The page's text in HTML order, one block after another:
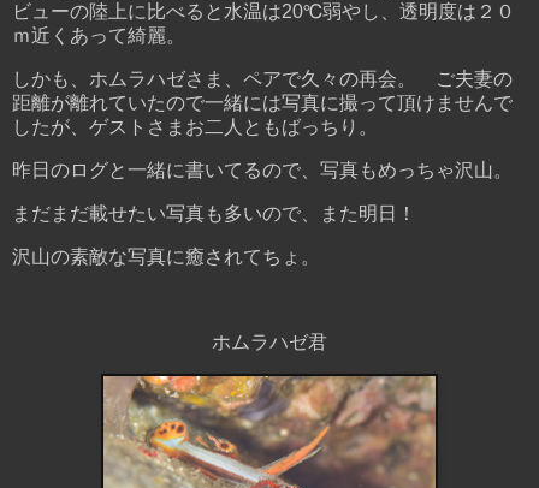
ビューの陸上に比べると水温は20℃弱やし、透明度は２０
ｍ近くあって綺麗。
しかも、ホムラハゼさま、ペアで久々の再会。 ご夫妻の
距離が離れていたので一緒には写真に撮って頂けませんで
したが、ゲストさまお二人ともばっちり。
昨日のログと一緒に書いてるので、写真もめっちゃ沢山。
まだまだ載せたい写真も多いので、また明日！
沢山の素敵な写真に癒されてちょ。
ホムラハゼ君